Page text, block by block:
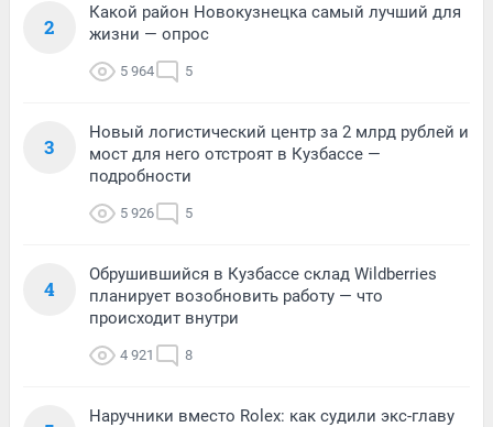
2
Какой район Новокузнецка самый лучший для
жизни — опрос
5 964 5
3
Новый логистический центр за 2 млрд рублей и
мост для него отстроят в Кузбассе —
подробности
5 926 5
4
Обрушившийся в Кузбассе склад Wildberries
планирует возобновить работу — что
происходит внутри
4 921 8
Наручники вместо Rolex: как судили экс-главу